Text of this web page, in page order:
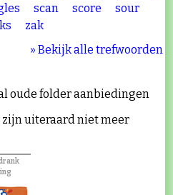
scan score
sour
zak
» Bekijk alle trefwoorden
oude folder aanbiedingen
zijn uiteraard niet meer